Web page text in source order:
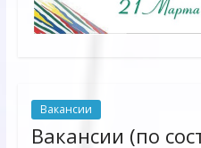
Вакансии
Вакансии (по